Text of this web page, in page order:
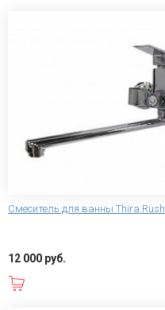
Смеситель для ванны Thira Rush
12 000 руб.